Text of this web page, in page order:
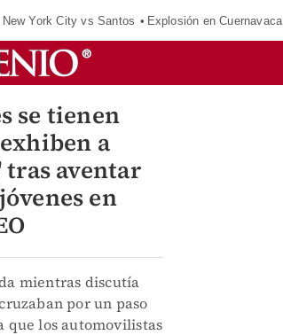
New York City vs Santos Explosión en Cuernavaca
se tienen
a
tras aventar
en
mientras discutía
por un paso
que los automovilistas